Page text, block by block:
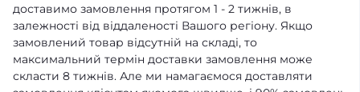
доставимо замовлення протягом 1 - 2 тижнів, в
залежності від віддаленості Вашого регіону. Якщо
замовлений товар відсутній на складі, то
максимальний термін доставки замовлення може
скласти 8 тижнів. Але ми намагаємося доставляти